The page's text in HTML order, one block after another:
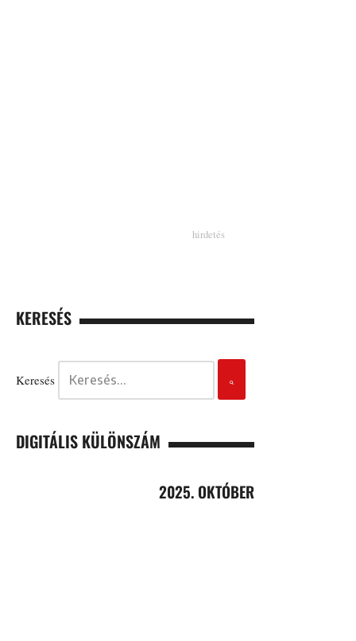
KERESÉS
Keresés
DIGITÁLIS KÜLÖNSZÁM
2025. OKTÓBER